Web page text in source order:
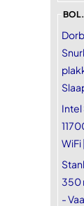
Intel
WiFi
350
-